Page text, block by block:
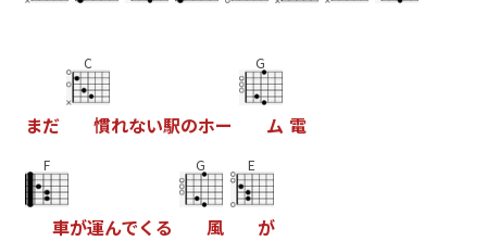
まだ
C
慣れない駅のホー
G
ム 電
F
車が運んでく る
G
風
E
が